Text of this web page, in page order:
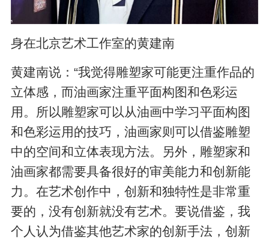
身在北京艺术工作室的黄建南
黄建南说：“我觉得雕塑家可能更注重作品的
立体感，而油画家注重平面构图和色彩运
用。所以雕塑家可以从油画中学习平面构图
和色彩运用的技巧，油画家则可以借鉴雕塑
中的空间和立体表现方法。另外，雕塑家和
油画家都需要具备很好的审美能力和创新能
力。在艺术创作中，创新和独特性是非常重
要的，没有创新就没有艺术。要说借鉴，我
个人认为借鉴其他艺术家的创新手法，创新